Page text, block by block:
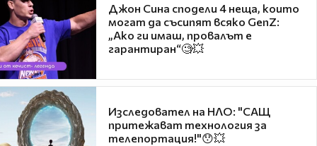
Джон Сина сподели 4 неща, които
могат да съсипят всяко GenZ:
„Ако ги имаш, провалът е
гарантиран“🧐💥
Изследовател на НЛО: "САЩ
притежават технология за
телепортация!"😯💥